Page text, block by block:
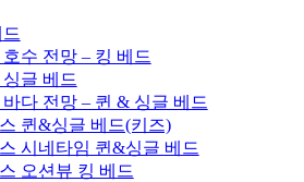
수 전망 – 킹 베드
글 베드
다 전망 – 퀸 & 싱글 베드
퀸&싱글 베드(키즈)
시네타임 퀸&싱글 베드
오션뷰 킹 베드